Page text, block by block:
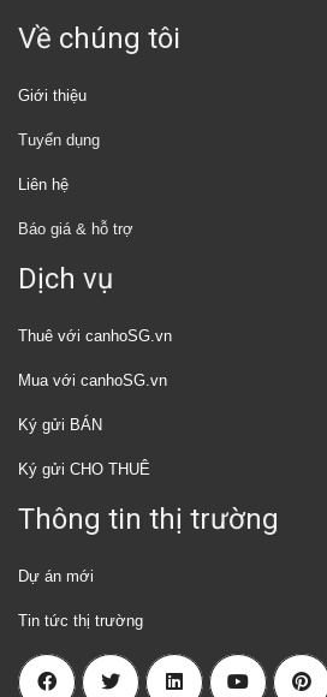
Về chúng tôi
Giới thiệu
Tuyển dụng
Liên hệ
Báo giá & hỗ trợ
Dịch vụ
Thuê với canhoSG.vn
Mua với canhoSG.vn
Ký gửi BÁN
Ký gửi CHO THUÊ
Thông tin thị trường
Dự án mới
Tin tức thị trường